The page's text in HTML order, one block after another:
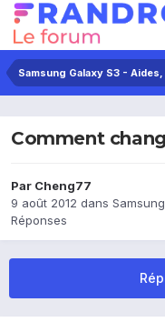
Samsung Galaxy S3 -
Comment
Par Cheng77
9 août 2012 dans
Réponses